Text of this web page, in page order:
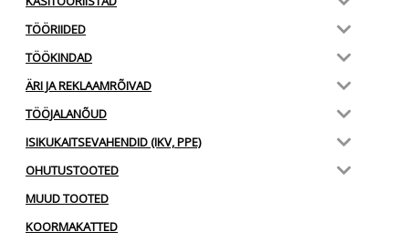
TÖÖRIIDED
TÖÖKINDAD
ÄRI JA REKLAAMRÕIVAD
TÖÖJALANÕUD
ISIKUKAITSEVAHENDID (IKV, PPE)
OHUTUSTOOTED
MUUD TOOTED
KOORMAKATTED